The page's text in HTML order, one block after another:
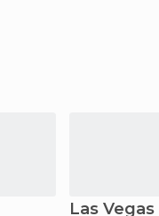
Las Vegas